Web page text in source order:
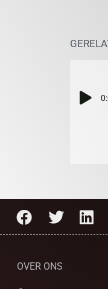
OVER ONS